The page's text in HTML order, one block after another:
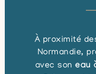
À proximité
Normandie,
avec soneau